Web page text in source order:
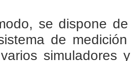
se dispone de
de medición
simuladores